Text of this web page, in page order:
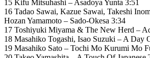
15 Kifu Mitsuhashi – Asadoya Yunta 3:51
16 Tadao Sawai, Kazue Sawai, Takeshi
Hozan Yamamoto – Sado-Okesa 3:34
17 Toshiyuki Miyama & The New Herd –
18 Masahiko Togashi, Isao Suzuki – A Day
19 Masahiko Sato – Tochi Mo Kurumi Mo